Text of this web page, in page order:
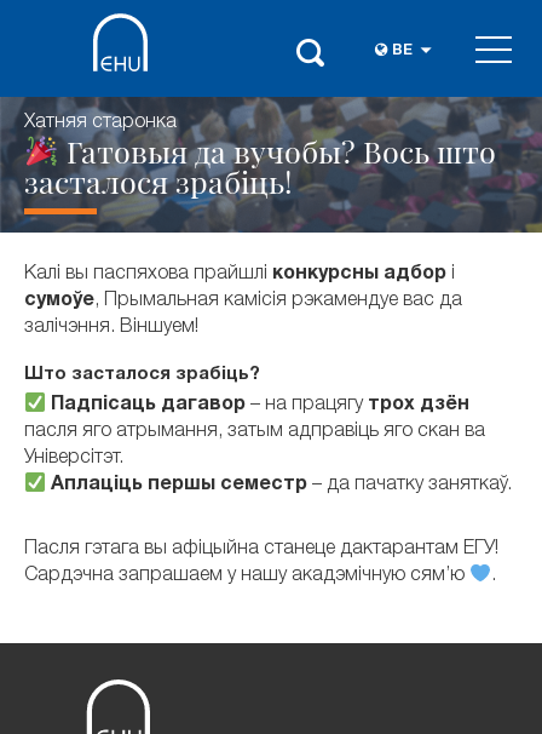
BE
Хатняя старонка
Гатовыя да вучобы? Вось што
засталося зрабіць!
Калі вы паспяхова прайшлі конкурсны адбор і
сумоўе, Прымальная камісія рэкамендуе вас да
залічэння. Віншуем!
Што засталося зрабіць?
Падпісаць дагавор – на працягу трох дзён
пасля яго атрымання, затым адправіць яго скан ва
Універсітэт.
Аплаціць першы семестр – да пачатку заняткаў.
Пасля гэтага вы афіцыйна станеце дактарантам ЕГУ!
Сардэчна запрашаем у нашу акадэмічную сям’ю
.